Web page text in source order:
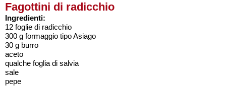
Fagottini di radicchio
Ingredienti:
12 foglie di radicchio
300 g formaggio tipo Asiago
30 g burro
aceto
qualche foglia di salvia
sale
pepe